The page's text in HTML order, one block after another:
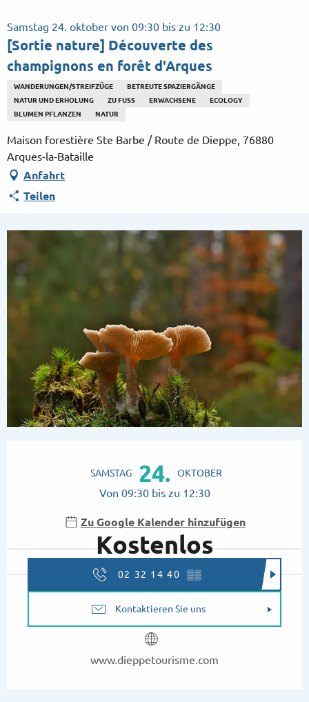
au
contenu
principal
Samstag 24. oktober von 09:30 bis zu 12:30
[Sortie nature] Découverte des
champignons en forêt d'Arques
WANDERUNGEN/STREIFZÜGE
BETREUTE SPAZIERGÄNGE
NATUR UND ERHOLUNG
ZU FUSS ERWACHSENE
ECOLOGY
BLUMEN PFLANZEN
NATUR
Maison forestière Ste Barbe / Route de Dieppe, 76880
Arques-la-Bataille
Anfahrt
Teilen
SAMSTAG 24. OKTOBER
Von 09:30 bis zu 12:30
Zu Google Kalender hinzufügen
Kostenlos
02 32 14 40 ▒▒
Kontaktieren Sie uns
www.dieppetourisme.com